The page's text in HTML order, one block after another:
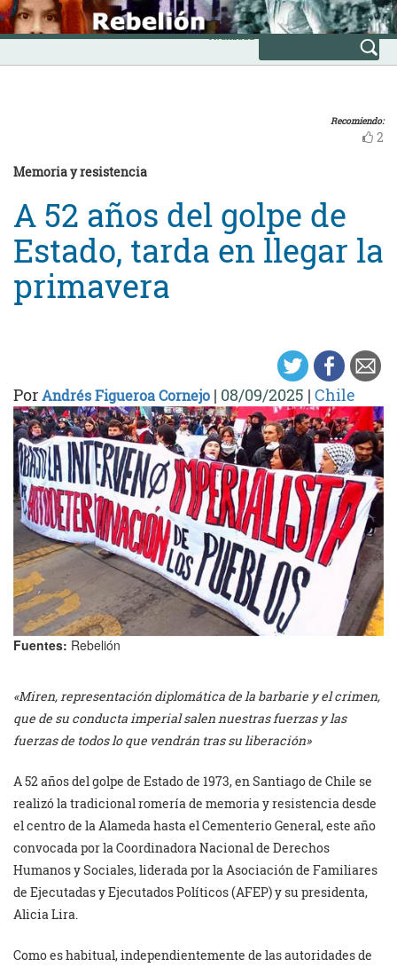
Skip
to
content
INICIO
Avanzada
Recomiendo:
2
Memoria y resistencia
A 52 años del golpe de
Estado, tarda en llegar la
primavera
PorAndrés Figueroa Cornejo | 08/09/2025 | Chile
Fuentes: Rebelión
«Miren, representación diplomática de la barbarie y el crimen,
que de su conducta imperial salen nuestras fuerzas y las
fuerzas de todos lo que vendrán tras su liberación»
A 52 años del golpe de Estado de 1973, en Santiago de Chile se
realizó la tradicional romería de memoria y resistencia desde
el centro de la Alameda hasta el Cementerio General, este año
convocada por la Coordinadora Nacional de Derechos
Humanos y Sociales, liderada por la Asociación de Familiares
de Ejecutadas y Ejecutados Políticos (AFEP) y su presidenta,
Alicia Lira.
Como es habitual, independientemente de las autoridades de